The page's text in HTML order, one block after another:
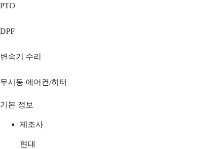
PTO
DPF
변속기 수리
무시동 에어컨/히터
기본 정보
제조사
현대